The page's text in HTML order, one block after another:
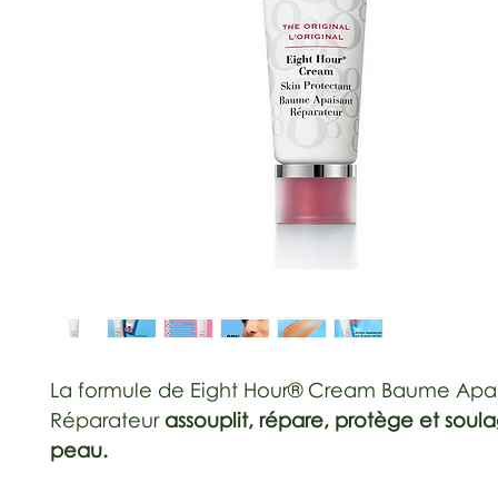
La formule de Eight Hour® Cream Baume
Réparateurassouplit, répare, protège et
peau.